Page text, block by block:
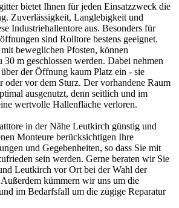
bietet Ihnen für jeden Einsatzzweck die
Zuverlässigkeit, Langlebigkeit und
Industriehallentore aus. Besonders für
sind Rolltore bestens geeignet.
beweglichen Pfosten, können
m geschlossen werden. Dabei nehmen
der Öffnung kaum Platz ein - sie
vor dem Sturz. Der vorhandene Raum
ausgenutzt, denn seitlich und im
wertvolle Hallenfläche verloren.
in der Nähe Leutkirch günstig und
Monteure berücksichtigen Ihre
und Gegebenheiten, so dass Sie mit
sein werden. Gerne beraten wir Sie
Leutkirch vor Ort bei der Wahl der
kümmern wir uns um die
im Bedarfsfall um die zügige Reparatur